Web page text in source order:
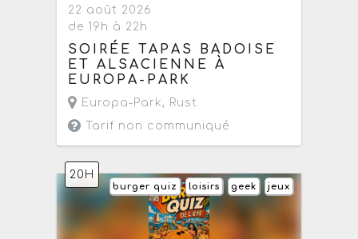
22 août 2026
de 19h à 22h
SOIRÉE TAPAS BADOISE
ET ALSACIENNE À
EUROPA-PARK
Europa-Park, Rust
Tarif non communiqué
20H
jeux
geek
loisirs
burger quiz